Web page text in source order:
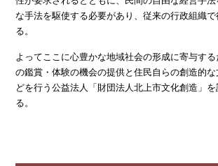
な手法を駆使する必要があり、従来の行政組織
る。
よってここに心豊かな地域社会の形成に寄与す
の鑑賞・体験の機会の提供と住民自らの創造的
どを行う公益法人「財団法人北上市文化創造」
る。